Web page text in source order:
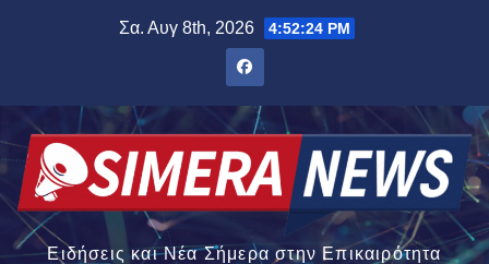
Σα. Αυγ 8th, 2026 4:52:24 PM
Ειδήσεις και Νέα Σήμερα στην Επικαιρότητα